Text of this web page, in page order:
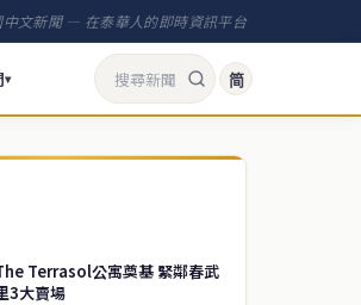
中文新聞 — 在泰華人的即時資訊平台
▾ 简
Terrasol公寓奠基 緊鄰春武
3大賣場